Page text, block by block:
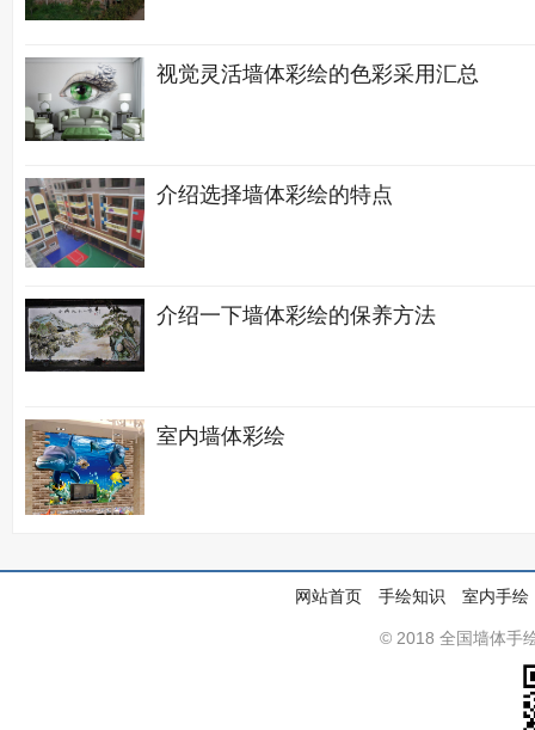
视觉灵活墙体彩绘的色彩采用汇总
介绍选择墙体彩绘的特点
介绍一下墙体彩绘的保养方法
室内墙体彩绘
网站首页 手绘知识 室内手绘
© 2018 全国墙体手